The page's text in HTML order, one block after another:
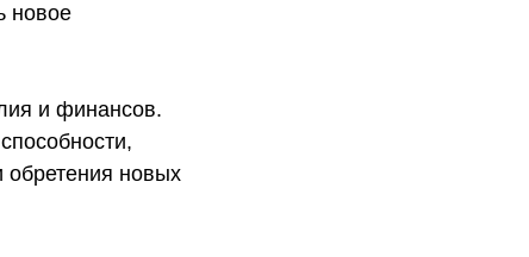
новое
и финансов.
обретения новых